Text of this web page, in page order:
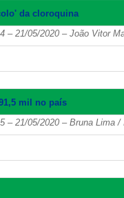
da cloroquina
– 21/05/2020 – João Vitor
mil no país
– 21/05/2020 – Bruna Lima /